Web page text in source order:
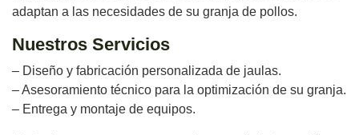
adaptan a las necesidades de su granja de pollos.
Nuestros Servicios
– Diseño y fabricación personalizada de jaulas.
– Asesoramiento técnico para la optimización de su granja.
– Entrega y montaje de equipos.